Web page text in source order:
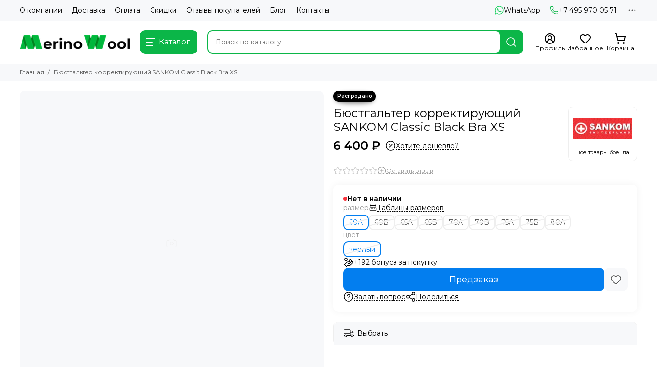
О компании Доставка Оплата Скидки Отзывы покупателей Блог Контакты WhatsApp +7 495 970 05 71
Каталог
Профиль Избранное Корзина
Главная Бюстгальтер корректирующий SANKOM Classic Black Bra XS
Бюстгальтер корректирующий
SANKOM Classic Black Bra XS
6 400 ₽
Хотите дешевле?
Все товары бренда
Оставить отзыв
Нет в наличии
размер
Таблицы размеров
60A
60B 65A 65B 70A 70B 75A 75B
80A
цвет
черный
+192 бонуса за покупку
Предзаказ
Задать вопрос Поделиться
Выбрать